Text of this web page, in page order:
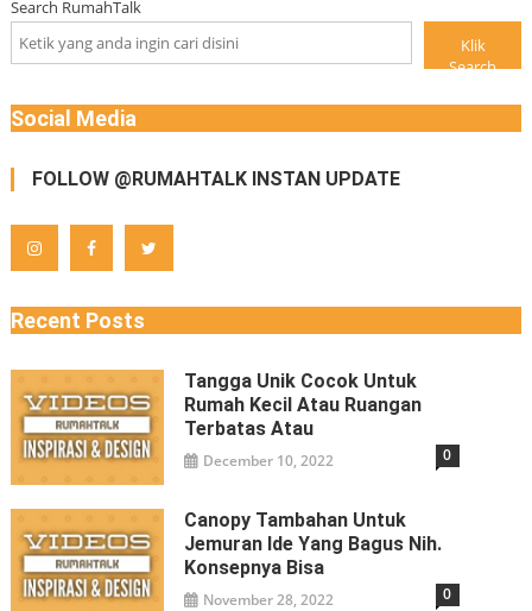
Search RumahTalk
Klik
Search
Social Media
FOLLOW @RUMAHTALK INSTAN UPDATE
Recent Posts
Tangga Unik Cocok Untuk
Rumah Kecil Atau Ruangan
Terbatas Atau
December 10, 2022 0
Canopy Tambahan Untuk
Jemuran Ide Yang Bagus Nih.
Konsepnya Bisa
November 28, 2022 0